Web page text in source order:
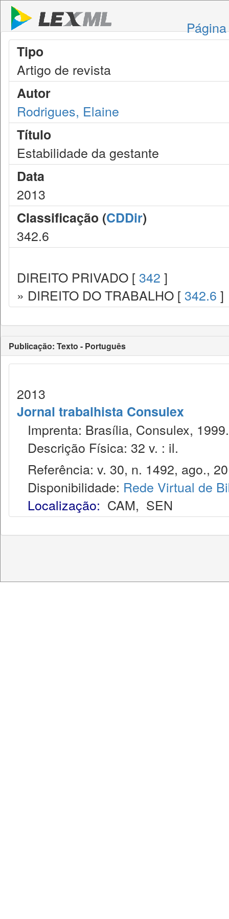
Tipo
Artigo de revista
Autor
Rodrigues, Elaine
Título
Estabilidade da gestante
Data
2013
Classificação (CDDir)
342.6
DIREITO PRIVADO [ 342 ]
» DIREITO DO TRABALHO [ 342.6 ]
Publicação: Texto - Português
2013
Jornal trabalhista Consulex
Imprenta: Brasília, Consulex, 1999.
Descrição Física: 32 v. : il.
Referência: v. 30, n. 1492, ago.,
Disponibilidade: Rede Virtual de
Localização: CAM, SEN